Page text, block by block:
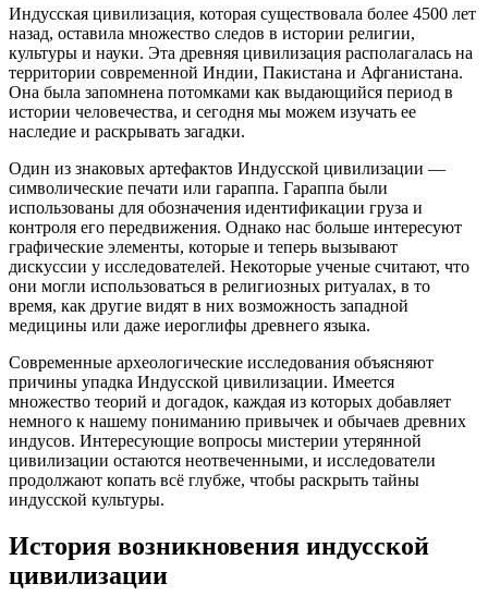
Индусская цивилизация, которая существовала более 4500 лет
назад, оставила множество следов в истории религии,
культуры и науки. Эта древняя цивилизация располагалась на
территории современной Индии, Пакистана и Афганистана.
Она была запомнена потомками как выдающийся период в
истории человечества, и сегодня мы можем изучать ее
наследие и раскрывать загадки.
Один из знаковых артефактов Индусской цивилизации —
символические печати или гараппа. Гараппа были
использованы для обозначения идентификации груза и
контроля его передвижения. Однако нас больше интересуют
графические элементы, которые и теперь вызывают
дискуссии у исследователей. Некоторые ученые считают, что
они могли использоваться в религиозных ритуалах, в то
время, как другие видят в них возможность западной
медицины или даже иероглифы древнего языка.
Современные археологические исследования объясняют
причины упадка Индусской цивилизации. Имеется
множество теорий и догадок, каждая из которых добавляет
немного к нашему пониманию привычек и обычаев древних
индусов. Интересующие вопросы мистерии утерянной
цивилизации остаются неотвеченными, и исследователи
продолжают копать всё глубже, чтобы раскрыть тайны
индусской культуры.
История возникновения индусской
цивилизации